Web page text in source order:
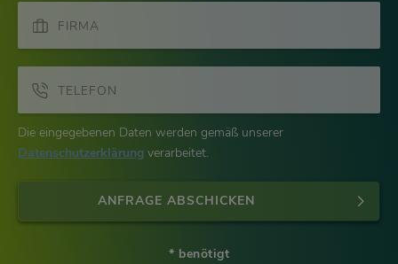
FIRMA
TELEFON
Die eingegebenen Daten werden gemäß unserer
Datenschutzerklärung verarbeitet.
ANFRAGE ABSCHICKEN
* benötigt